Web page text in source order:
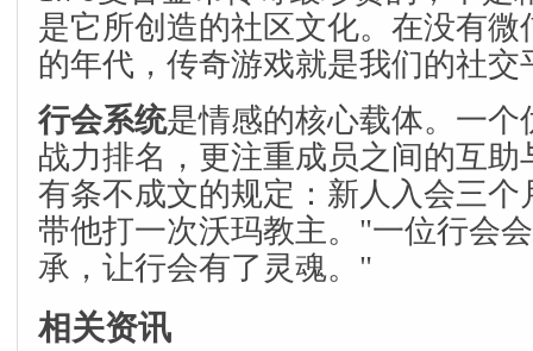
是它所创造的社区文化。在没有微
的年代，传奇游戏就是我们的社交
行会系统是情感的核心载体。一个
战力排名，更注重成员之间的互
有条不成文的规定：新人入会三个
带他打一次沃玛教主。"一位行会
承，让行会有了灵魂。"
相关资讯